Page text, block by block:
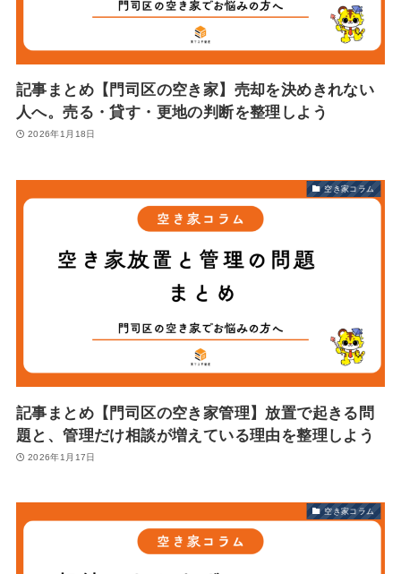
記事まとめ【門司区の空き家】売却を決めきれない
人へ。売る・貸す・更地の判断を整理しよう
2026年1月18日
空き家コラム
記事まとめ【門司区の空き家管理】放置で起きる問
題と、管理だけ相談が増えている理由を整理しよう
2026年1月17日
空き家コラム